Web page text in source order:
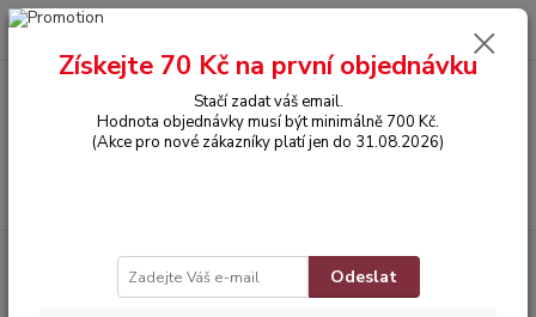
0,00 Kč
POTŘEBY PRO MIMINKA
Silikonové kousátko - ŽELVIČKA -
Získejte 70 Kč na první objednávku
Stačí zadat váš email.
Hodnota objednávky musí být minimálně 700 Kč.
(Akce pro nové zákazníky platí jen do 31.08.2026)
Odeslat